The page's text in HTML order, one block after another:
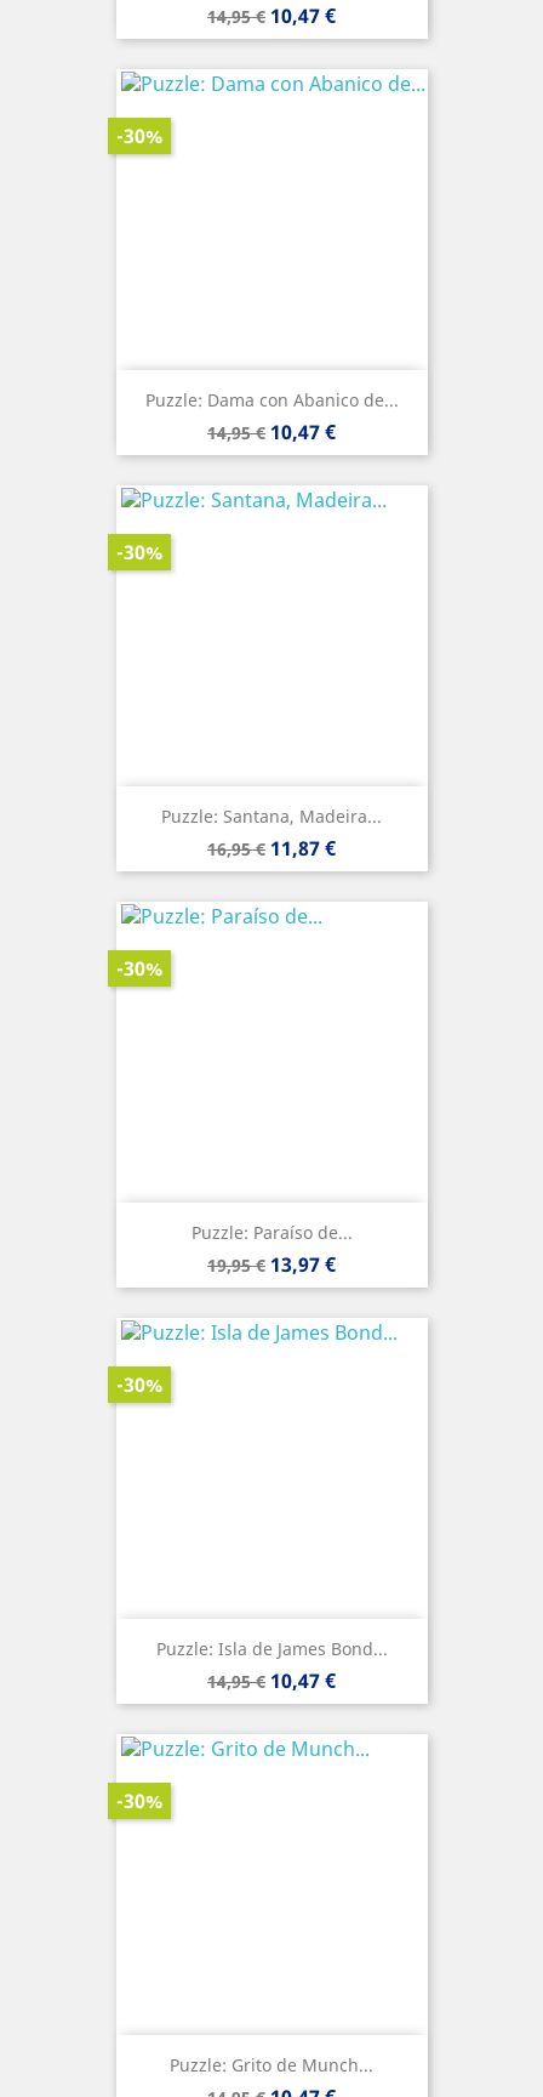
Precio
base
14,95 € Precio
10,47 €
Puzzle: Dama con Abanico de...
Precio
base
14,95 €
-30%
Precio
10,47 €
Puzzle: Santana, Madeira...
Precio
base
16,95 €
-30%
Precio
11,87 €
Puzzle: Paraíso de...
Precio
base
19,95 €
-30%
Precio
13,97 €
Puzzle: Isla de James Bond...
Precio
base
14,95 €
-30%
Precio
10,47 €
Puzzle: Grito de Munch...
-30%